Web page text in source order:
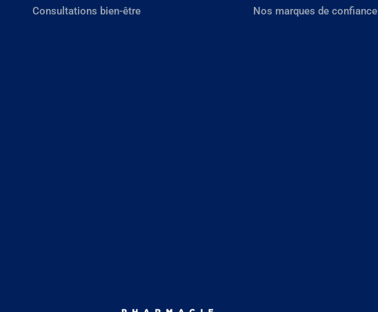
Consultations bien-être
Nos marques de confiance